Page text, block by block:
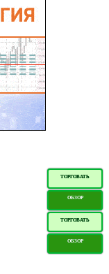
ТОРГОВАТЬ
ОБЗОР
ТОРГОВАТЬ
ОБЗОР